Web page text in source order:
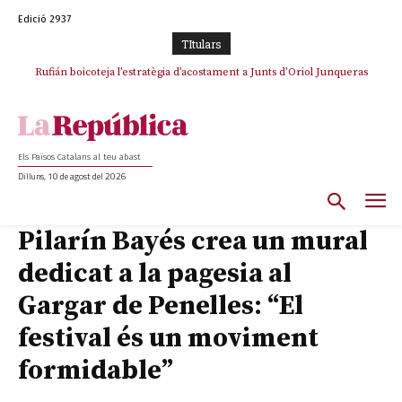
Edició 2937
TItulars
Rufián boicoteja l’estratègia d’acostament a Junts d’Oriol Junqueras
Rufián dinamita la unitat independentista amb un atac frontal al retorn
Els Països Catalans al teu abast
Dilluns, 10 de agost del 2026
Pilarín Bayés crea un mural
dedicat a la pagesia al
Gargar de Penelles: “El
festival és un moviment
formidable”